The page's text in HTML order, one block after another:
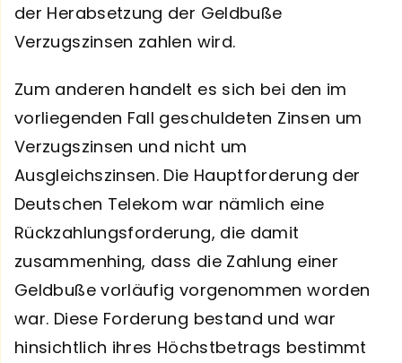
der Herabsetzung der Geldbuße
Verzugszinsen zahlen wird.
Zum anderen handelt es sich bei den im
vorliegenden Fall geschuldeten Zinsen um
Verzugszinsen und nicht um
Ausgleichszinsen. Die Hauptforderung der
Deutschen Telekom war nämlich eine
Rückzahlungsforderung, die damit
zusammenhing, dass die Zahlung einer
Geldbuße vorläufig vorgenommen worden
war. Diese Forderung bestand und war
hinsichtlich ihres Höchstbetrags bestimmt